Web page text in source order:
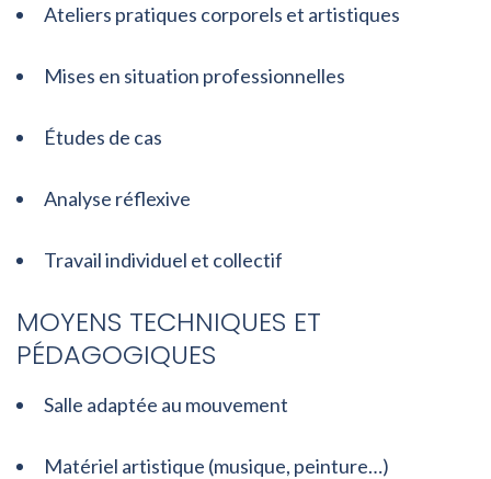
Ateliers pratiques corporels et artistiques
Mises en situation professionnelles
Études de cas
Analyse réflexive
Travail individuel et collectif
MOYENS TECHNIQUES ET
PÉDAGOGIQUES
Salle adaptée au mouvement
Matériel artistique (musique, peinture…)